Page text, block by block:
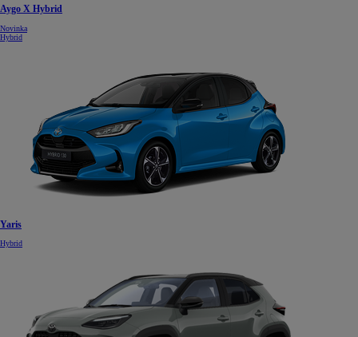
Aygo X Hybrid
Novinka
Hybrid
Yaris
Hybrid